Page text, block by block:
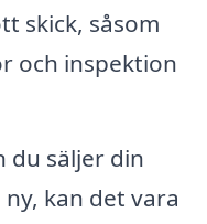
skick, såsom
och inspektion
du säljer din
kan det vara